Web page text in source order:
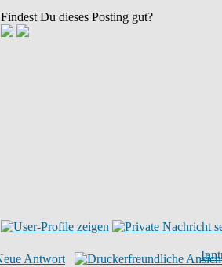
Findest Du dieses Posting gut?